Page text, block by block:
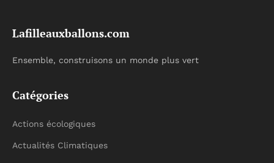
Lafilleauxballons.com
Ensemble, construisons un monde plus vert
Catégories
Actions écologiques
Actualités Climatiques